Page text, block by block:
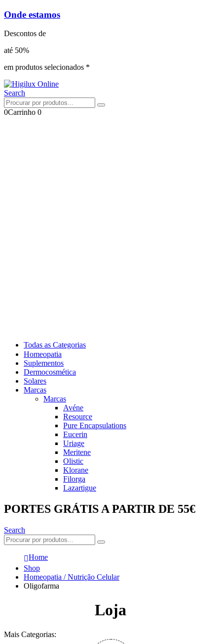
Onde estamos
Descontos de
até 50%
em produtos selecionados *
Search
0Carrinho 0
Todas as Categorias
Homeopatia
Suplementos
Dermocosmética
Solares
Marcas
Marcas
Avéne
Resource
Pure Encapsulations
Eucerin
Uriage
Meritene
Olistic
Klorane
Filorga
Lazartigue
PORTES GRÁTIS A PARTIR DE 55€
Search
Home
Shop
Homeopatia / Nutrição Celular
Oligofarma
Loja
Mais Categorias: